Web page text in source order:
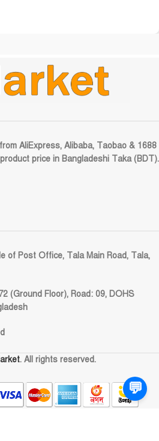
AliExpress, Alibaba, Taobao & 1688
price in Bangladeshi Taka (BDT).
of Post Office, Tala Main Road, Tala,
(Ground Floor), Road: 09, DOHS
. All rights reserved.
💬